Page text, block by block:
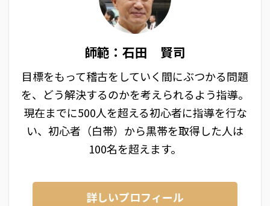
師範：石田 賢司
目標をもって稽古をしていく間にぶつかる問題
を、どう解決するのかを考えられるよう指導。
現在までに500人を超える初心者に指導を行な
い、初心者（白帯）から黒帯を取得した人は
100名を超えます。
詳しいプロフィール